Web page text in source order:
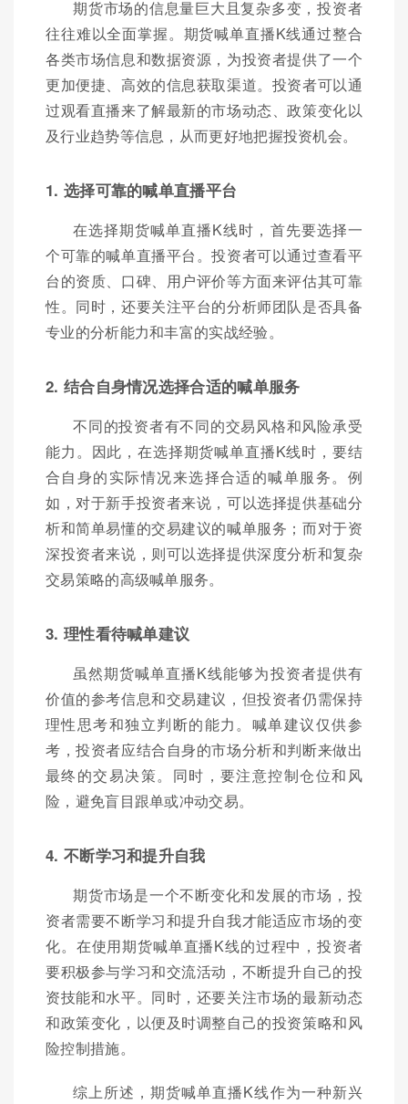
期货市场的信息量巨大且复杂多变，投资者
往往难以全面掌握。期货喊单直播K线通过整合
各类市场信息和数据资源，为投资者提供了一个
更加便捷、高效的信息获取渠道。投资者可以通
过观看直播来了解最新的市场动态、政策变化以
及行业趋势等信息，从而更好地把握投资机会。
1. 选择可靠的喊单直播平台
在选择期货喊单直播K线时，首先要选择一
个可靠的喊单直播平台。投资者可以通过查看平
台的资质、口碑、用户评价等方面来评估其可靠
性。同时，还要关注平台的分析师团队是否具备
专业的分析能力和丰富的实战经验。
2. 结合自身情况选择合适的喊单服务
不同的投资者有不同的交易风格和风险承受
能力。因此，在选择期货喊单直播K线时，要结
合自身的实际情况来选择合适的喊单服务。例
如，对于新手投资者来说，可以选择提供基础分
析和简单易懂的交易建议的喊单服务；而对于资
深投资者来说，则可以选择提供深度分析和复杂
交易策略的高级喊单服务。
3. 理性看待喊单建议
虽然期货喊单直播K线能够为投资者提供有
价值的参考信息和交易建议，但投资者仍需保持
理性思考和独立判断的能力。喊单建议仅供参
考，投资者应结合自身的市场分析和判断来做出
最终的交易决策。同时，要注意控制仓位和风
险，避免盲目跟单或冲动交易。
4. 不断学习和提升自我
期货市场是一个不断变化和发展的市场，投
资者需要不断学习和提升自我才能适应市场的变
化。在使用期货喊单直播K线的过程中，投资者
要积极参与学习和交流活动，不断提升自己的投
资技能和水平。同时，还要关注市场的最新动态
和政策变化，以便及时调整自己的投资策略和风
险控制措施。
综上所述，期货喊单直播K线作为一种新兴